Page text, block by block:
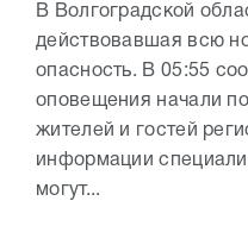
В Волгоградской
действовавшая всю
опасность. В 05:55
оповещения начали
жителей и гостей
информации
могут...